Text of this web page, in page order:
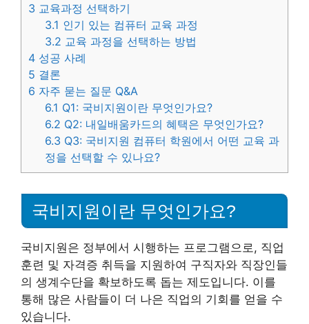
3 교육과정 선택하기
3.1 인기 있는 컴퓨터 교육 과정
3.2 교육 과정을 선택하는 방법
4 성공 사례
5 결론
6 자주 묻는 질문 Q&A
6.1 Q1: 국비지원이란 무엇인가요?
6.2 Q2: 내일배움카드의 혜택은 무엇인가요?
6.3 Q3: 국비지원 컴퓨터 학원에서 어떤 교육 과
정을 선택할 수 있나요?
국비지원이란 무엇인가요?
국비지원은 정부에서 시행하는 프로그램으로, 직업
훈련 및 자격증 취득을 지원하여 구직자와 직장인들
의 생계수단을 확보하도록 돕는 제도입니다. 이를
통해 많은 사람들이 더 나은 직업의 기회를 얻을 수
있습니다.